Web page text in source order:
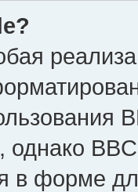
однако
в форме